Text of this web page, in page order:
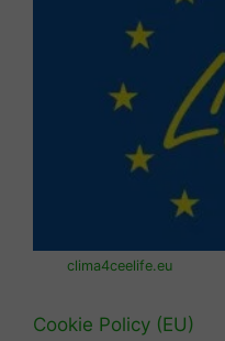
clima4ceelife.eu
Cookie Policy (EU)